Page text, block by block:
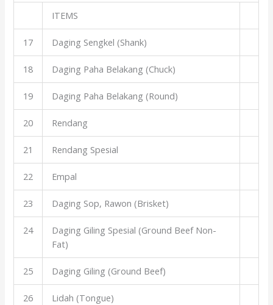
ITEMS
17 Daging Sengkel (Shank)
18 Daging Paha Belakang (Chuck)
19 Daging Paha Belakang (Round)
20 Rendang
21 Rendang Spesial
22 Empal
23 Daging Sop, Rawon (Brisket)
24
Daging Giling Spesial (Ground Beef Non-
Fat)
25 Daging Giling (Ground Beef)
26 Lidah (Tongue)